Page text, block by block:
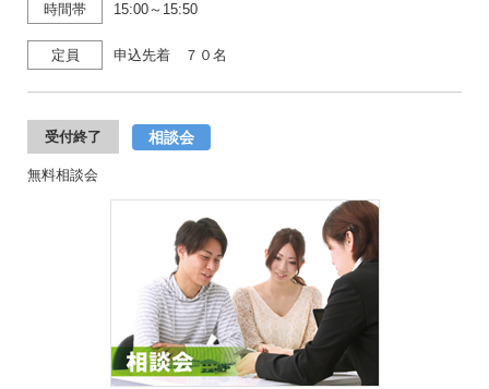
時間帯 15:00～15:50
定員 申込先着 ７０名
受付終了 相談会
無料相談会